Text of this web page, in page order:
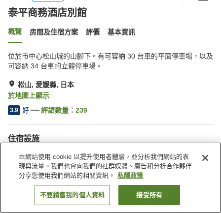
泰平商務酒店別館
概覽 房間及住宿方案 評價 基本資訊
位於市中心松山城的山腳下。有可容納 30 台車的平面停車場，以及
可容納 34 台車的立體停車場。
松山, 愛媛縣, 日本
於地圖上顯示
3.9 好 評語數量： 239
住宿設施
停車場
水療/美容院
餐廳
自動販賣機
找客房
本網站使用 cookie 以提升使用者體驗，並分析我們網站的表
現與流量。我們也會向我們的社群媒體、廣告和分析合作夥伴
分享您使用我們網站的相關資訊。
私隱政策
不要銷售我的個人資料 接受所有